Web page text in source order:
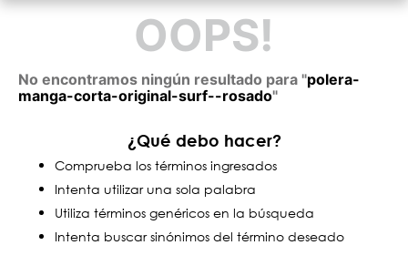
OOPS!
No encontramos ningún resultado para "polera-
manga-corta-original-surf--rosado"
¿Qué debo hacer?
Comprueba los términos ingresados
Intenta utilizar una sola palabra
Utiliza términos genéricos en la búsqueda
Intenta buscar sinónimos del término deseado